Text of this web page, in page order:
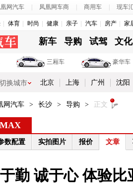
网汽车 凤凰网车商 商用车 现车
体育 时尚 健康 亲子 汽车 房产 家
新车 导购 试驾 文化
三厢车 豪华车
切换城市 北京 上海 广州 沈阳
网汽车 > 长沙 > 导购 > 正文
数配置 实拍图片 报价 文章
勤 诚于心 体验